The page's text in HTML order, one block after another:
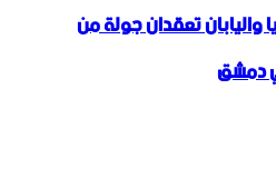
تعقدان جولة من
دمشق